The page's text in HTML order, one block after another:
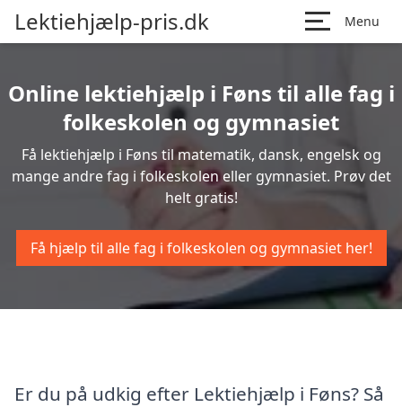
Lektiehjælp-pris.dk Menu
Online lektiehjælp i Føns til alle fag i
folkeskolen og gymnasiet
Få lektiehjælp i Føns til matematik, dansk, engelsk og
mange andre fag i folkeskolen eller gymnasiet. Prøv det
helt gratis!
Få hjælp til alle fag i folkeskolen og gymnasiet her!
Er du på udkig efter Lektiehjælp i Føns? Så